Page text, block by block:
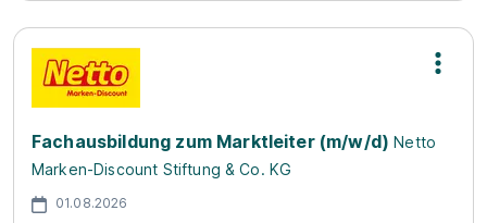
Fachausbildung zum Marktleiter (m/w/d) Netto
Marken-Discount Stiftung & Co. KG
01.08.2026